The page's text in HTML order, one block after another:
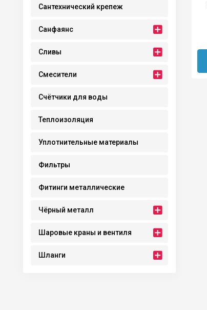
Сантехнический крепеж
Санфаянс
Сливы
Смесители
Счётчики для воды
Теплоизоляция
Уплотнительные материалы
Фильтры
Фитинги металлические
Чёрный металл
Шаровые краны и вентиля
Шланги